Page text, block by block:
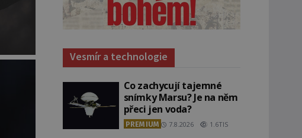
Vesmír a technologie
Co zachycují tajemné
snímky Marsu? Je na něm
přeci jen voda?
PREMIUM 7.8.2026 1.6TIS